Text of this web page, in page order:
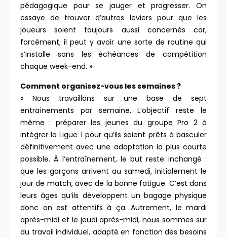
pédagogique pour se jauger et progresser. On
essaye de trouver d’autres leviers pour que les
joueurs soient toujours aussi concernés car,
forcément, il peut y avoir une sorte de routine qui
s’installe sans les échéances de compétition
chaque week-end. »
Comment organisez-vous les semaines ?
« Nous travaillons sur une base de sept
entraînements par semaine. L’objectif reste le
même : préparer les jeunes du groupe Pro 2 à
intégrer la Ligue 1 pour qu’ils soient prêts à basculer
définitivement avec une adaptation la plus courte
possible. À l’entraînement, le but reste inchangé :
que les garçons arrivent au samedi, initialement le
jour de match, avec de la bonne fatigue. C’est dans
leurs âges qu’ils développent un bagage physique
donc on est attentifs à ça. Autrement, le mardi
après-midi et le jeudi après-midi, nous sommes sur
du travail individuel, adapté en fonction des besoins